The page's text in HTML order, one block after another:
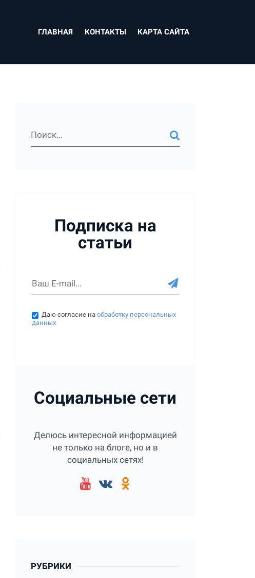
ГЛАВНАЯ КОНТАКТЫ КАРТА САЙТА
Подписка на
статьи
Даю согласие наобработку персональных
данных
Социальные сети
Делюсь интересной информацией
не только на блоге, но и в
социальных сетях!
РУБРИКИ